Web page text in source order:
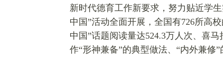
新时代德育工作新要求，努力贴近学
中国”活动全面开展，全国有726所高
中国”话题阅读量达524.3万人次、喜
作“形神兼备”的典型做法、“内外兼修